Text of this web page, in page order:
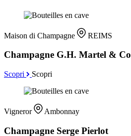
Maison di Champagne REIMS
Champagne G.H. Martel & Co
Scopri Scopri
Vigneror Ambonnay
Champagne Serge Pierlot